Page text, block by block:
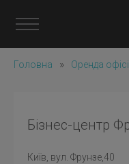
Головна » Оренда
Бізнес-центр
Київ , вул. Фрунзе,40